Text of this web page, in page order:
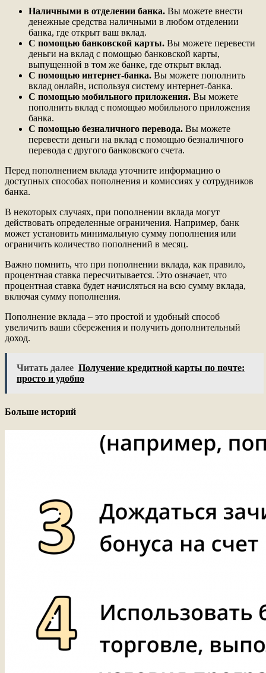
Наличными в отделении банка. Вы можете внести
денежные средства наличными в любом отделении
банка, где открыт ваш вклад.
С помощью банковской карты. Вы можете перевести
деньги на вклад с помощью банковской карты,
выпущенной в том же банке, где открыт вклад.
С помощью интернет-банка. Вы можете пополнить
вклад онлайн, используя систему интернет-банка.
С помощью мобильного приложения. Вы можете
пополнить вклад с помощью мобильного приложения
банка.
С помощью безналичного перевода. Вы можете
перевести деньги на вклад с помощью безналичного
перевода с другого банковского счета.
Перед пополнением вклада уточните информацию о
доступных способах пополнения и комиссиях у сотрудников
банка.
В некоторых случаях, при пополнении вклада могут
действовать определенные ограничения. Например, банк
может установить минимальную сумму пополнения или
ограничить количество пополнений в месяц.
Важно помнить, что при пополнении вклада, как правило,
процентная ставка пересчитывается. Это означает, что
процентная ставка будет начисляться на всю сумму вклада,
включая сумму пополнения.
Пополнение вклада – это простой и удобный способ
увеличить ваши сбережения и получить дополнительный
доход.
Читать далее Получение кредитной карты по почте:
просто и удобно
Больше историй